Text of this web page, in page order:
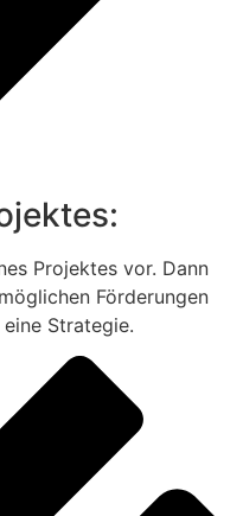
Projektes vor. Dann
Förderungen
Strategie.